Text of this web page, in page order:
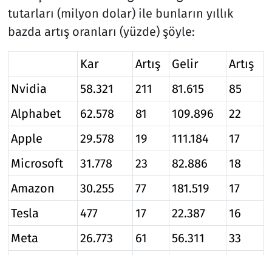
tutarları (milyon dolar) ile bunların yıllık
bazda artış oranları (yüzde) şöyle:
Kar Artış Gelir
Artış
Nvidia
58.321 211 81.615
85
Alphabet
62.578 81 109.896
22
Apple
29.578 19 111.184
17
Microsoft
31.778 23 82.886
18
Amazon
30.255 77 181.519
17
Tesla
477 17 22.387
16
Meta
26.773 61 56.311
33